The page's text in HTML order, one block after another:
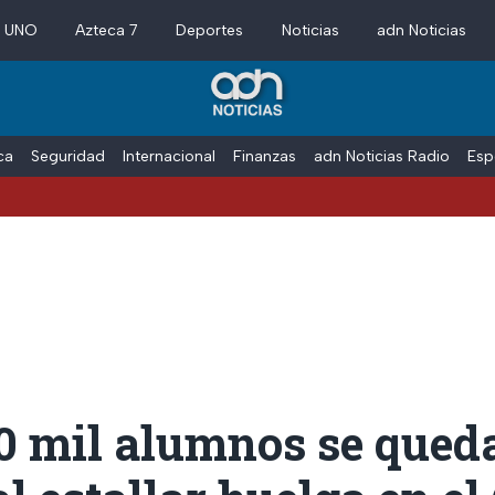
Azteca 7 Deportes Noticias adn Noticias
Seguridad Internacional Finanzas adn Noticias Radio
mil alumnos se